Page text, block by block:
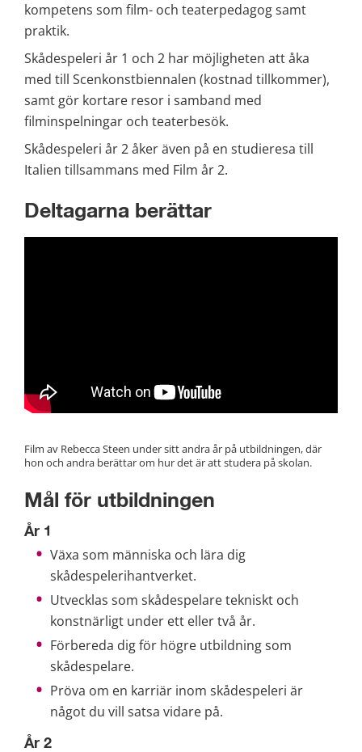
kompetens som film- och teaterpedagog samt
praktik.
Skådespeleri år 1 och 2 har möjligheten att åka
med till Scenkonstbiennalen (kostnad tillkommer),
samt gör kortare resor i samband med
filminspelningar och teaterbesök.
Skådespeleri år 2 åker även på en studieresa till
Italien tillsammans med Film år 2.
Deltagarna berättar
Film av Rebecca Steen under sitt andra år på utbildningen, där
hon och andra berättar om hur det är att studera på skolan.
Mål för utbildningen
År 1
Växa som människa och lära dig
skådespelerihantverket.
Utvecklas som skådespelare tekniskt och
konstnärligt under ett eller två år.
Förbereda dig för högre utbildning som
skådespelare.
Pröva om en karriär inom skådespeleri är
något du vill satsa vidare på.
År 2